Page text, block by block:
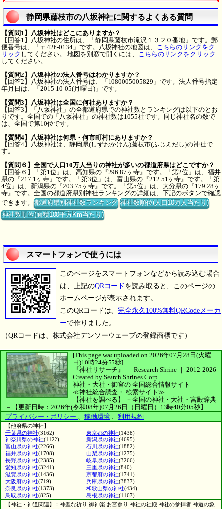
静岡県藤枝市の八坂神社に関するよくある質問
【質問1】八坂神社はどこにありますか？
【回答1】八坂神社の住所は、「静岡県藤枝市滝沢１３２０番地」です。郵
便番号は、「〒426-0134」です。八坂神社の地図は、 こちらのリンクをク
リック してください。 地図を別窓で開くには、 こちらのリンクをクリック
してください。
【質問2】八坂神社の法人番号はわかりますか？
【回答2】八坂神社の法人番号は、「1080005005829」です。法人番号指定
年月日は、「2015-10-05(月曜日)」です。
【質問3】八坂神社は全国に何社ありますか？
【回答3】「八坂神社」の全都道府県での神社数とランキングは以下のとお
りです。全国での「八坂神社」の神社数は1055社です。同じ神社名の数で
は、全国で第10位です。
【質問4】八坂神社は何県・何市町村にありますか？
【回答4】八坂神社は、静岡県(しずおかけん)藤枝市(ふじえだし)の神社で
す。
【質問６】全国で人口10万人当りの神社が多いの都道府県はどこですか？
【回答６】「第1位」は、高知県の『296.87ヶ寺』です。「第2位」は、福井
県の『217.1ヶ寺』です。「第3位」は、富山県の『212.51ヶ寺』です。「第
4位」は、新潟県の『203.75ヶ寺』です。「第5位」は、大分県の『179.28ヶ
寺』です。全国の都道府県別神社ランキングの詳細は、下記のボタンで確認
できます。都道府県別神社数ランキング 神社数順位(人口10万人当たり)
神社数順位(面積100平方Km当たり)
スマートフォンで使うには
このページをスマートフォンなどから読み込む場合
は、上記のQRコード を読み取ると、このページの
ホームページが表示されます。
このQRコードは、 完全永久100%無料QRCodeメーカ
ーで作りました。
（QRコードは、株式会社デンソーウェーブの登録商標です）
[This page was uploaded on 2026年07月28日(火曜
日)10時24分55秒]
『神社リサーチ』 ｜ Research Shrine ｜ 2012-2026
Created by Search Shrines Corp.
神社・大社・御宮の 全国総合情報サイト
≪神社統合調査・ 検索サイト≫
【神社を調べる】
－全国の神社・大社・宮殿辞典
－
【更新日時：2026年(令和08年)07月26日（日曜日）13時40分05秒】
プライバシー・ポリシー 、 稼働環境 、 利用規約
【他府県の神社】
千葉県の神社(3162) 東京都の神社(1438)
神奈川県の神社(1122) 新潟県の神社(4695)
富山県の神社(2266) 石川県の神社(1882)
福井県の神社(1708) 山梨県の神社(1275)
長野県の神社(2385) 岐阜県の神社(3266)
愛知県の神社(3241) 三重県の神社(840)
滋賀県の神社(1436) 京都府の神社(1741)
大阪府の神社(719) 兵庫県の神社(3837)
奈良県の神社(1373) 和歌山県の神社(434)
鳥取県の神社(825) 島根県の神社(1167)
【神社・神道関連】：神聖な祈り 御神楽 お宮参り 神社の社殿 神社の参拝者 神道の象